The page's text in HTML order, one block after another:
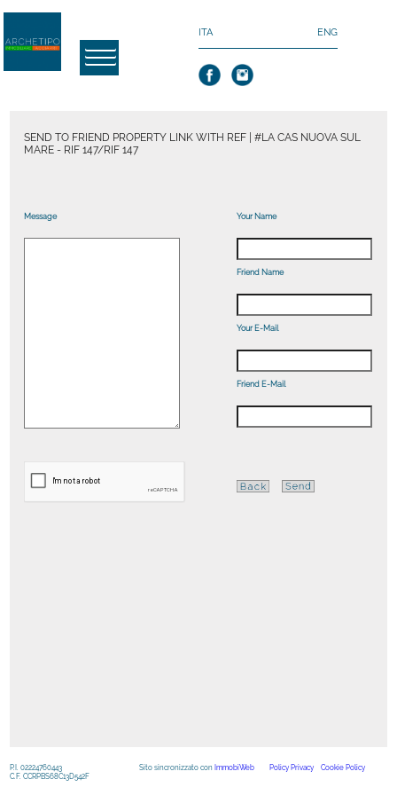
ITA ENG
P.I. 02224760443
C.F. CCRPBS68C13D542F
Sito sincronizzato con ImmobiWeb
SEND TO FRIEND PROPERTY LINK WITH REF | #LA CAS NUOVA SUL
MARE - RIF 147/RIF 147
Message Your Name
Friend Name
Your E-Mail
Friend E-Mail
Policy Privacy Cookie Policy